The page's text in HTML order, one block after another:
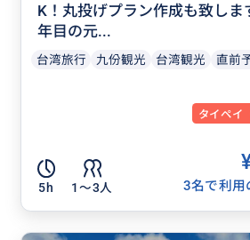
K！丸投げプラン作成も致しま
年目の元...
台湾旅行 九份観光 台湾観光 直前
タイペイ
5h 1〜3人
3名で利用